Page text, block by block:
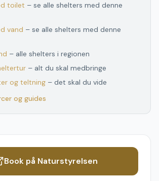
toilet – se alle shelters med denne
vand – se alle shelters med denne
– alle shelters i regionen
– alt du skal medbringe
og teltning – det skal du vide
og guides
Book på Naturstyrelsen